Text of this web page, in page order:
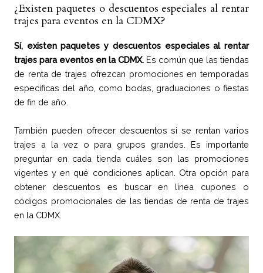
¿Existen paquetes o descuentos especiales al rentar
trajes para eventos en la CDMX?
Sí, existen paquetes y descuentos especiales al rentar
trajes para eventos en la CDMX. Es común que las tiendas
de renta de trajes ofrezcan promociones en temporadas
específicas del año, como bodas, graduaciones o fiestas
de fin de año.
También pueden ofrecer descuentos si se rentan varios
trajes a la vez o para grupos grandes. Es importante
preguntar en cada tienda cuáles son las promociones
vigentes y en qué condiciones aplican. Otra opción para
obtener descuentos es buscar en línea cupones o
códigos promocionales de las tiendas de renta de trajes
en la CDMX.